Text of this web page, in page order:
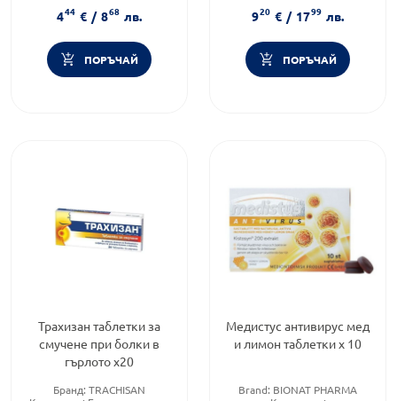
444 € / 868 лв.
ПОРЪЧАЙ
920 € / 1799 лв.
ПОРЪЧАЙ
Трахизан таблетки за
смучене при болки в
гърлото х20
Бранд: TRACHISAN
Медистус антивирус мед
и лимон таблетки х 10
Brand: BIONAT PHARMA